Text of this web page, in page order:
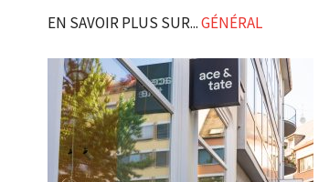
EN SAVOIR PLUS SUR...GÉNÉRAL